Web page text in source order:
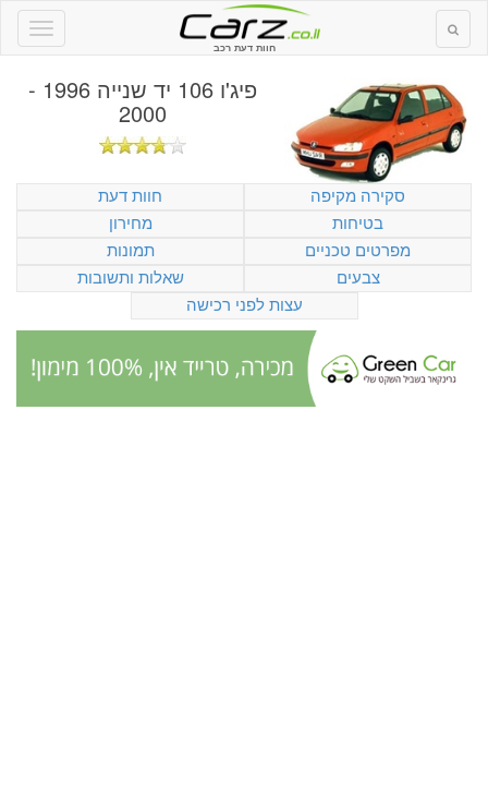
חוות דעת רכב
פיג'ו 106 יד שנייה 1996 -
2000
סקירה מקיפה
חוות דעת
בטיחות
מחירון
מפרטים טכניים
תמונות
צבעים
שאלות ותשובות
עצות לפני רכישה